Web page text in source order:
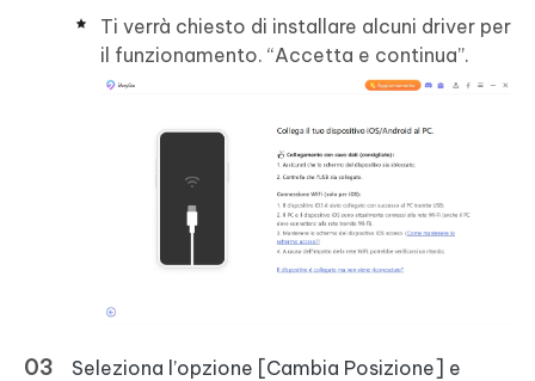
Ti verrà chiesto di installare alcuni driver per
il funzionamento. “Accetta e continua”.
Seleziona l’opzione [Cambia Posizione] e